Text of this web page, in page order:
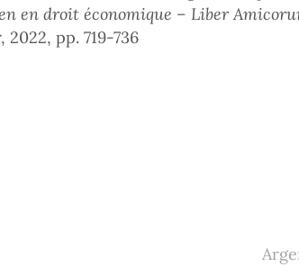
en droit économique – Liber
pp. 719-736